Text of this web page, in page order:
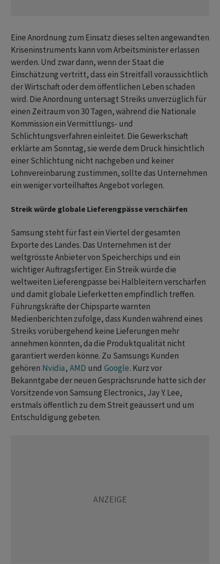
Eine Anordnung zum Einsatz dieses selten angewandten
Kriseninstruments kann vom Arbeitsminister erlassen
werden. Und zwar dann, wenn der Staat die
Einschätzung vertritt, dass ein Streitfall voraussichtlich
der Wirtschaft oder dem öffentlichen Leben schaden
wird. Die Anordnung untersagt Streiks unverzüglich für ​
einen Zeitraum von 30 Tagen, während die Nationale
Kommission ein Vermittlungs- und
Schlichtungsverfahren einleitet. Die Gewerkschaft ​
erklärte am Sonntag, sie werde dem Druck hinsichtlich
einer Schlichtung nicht nachgeben ​und keiner
Lohnvereinbarung zustimmen, sollte das Unternehmen
ein weniger vorteilhaftes Angebot vorlegen.
Streik würde globale Lieferengpässe verschärfen
Samsung steht für fast ein Viertel der gesamten
Exporte ‌des Landes. Das Unternehmen ist der
weltgrösste Anbieter von Speicherchips und ein
wichtiger Auftragsfertiger. Ein Streik würde die
weltweiten Lieferengpässe bei Halbleitern verschärfen
und damit globale Lieferketten empfindlich treffen.
Führungskräfte der Chipsparte warnten
Medienberichten zufolge, dass Kunden während eines
Streiks vorübergehend keine Lieferungen mehr
annehmen ​könnten, ​da die Produktqualität nicht
garantiert werden könne. Zu Samsungs Kunden
⁠gehören Nvidia, AMD und Google. Kurz vor
Bekanntgabe der neuen Gesprächsrunde hatte sich ​der
Vorsitzende von Samsung Electronics, Jay ⁠Y. Lee,
erstmals öffentlich zu dem Streit geäussert und um
Entschuldigung gebeten.